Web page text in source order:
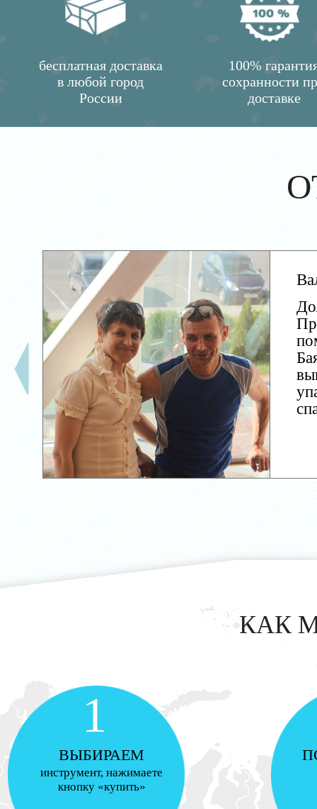
бесплатная доставка
в любой город
России
100%
сохранности
доставке
КАК
1
ВЫБИРАЕМ
инструмент, нажимаете
кнопку «купить»